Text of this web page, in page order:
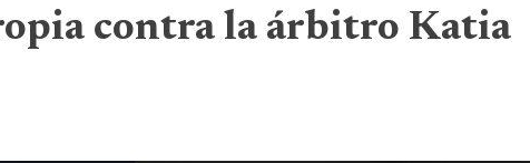
contra la árbitro Katia